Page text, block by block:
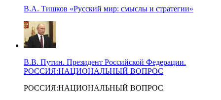
В.А. Тишков «Русский мир: смыслы и стратегии»
В.В. Путин. Президент Российской Федерации.
РОССИЯ:НАЦИОНАЛЬНЫЙ ВОПРОС
РОССИЯ:НАЦИОНАЛЬНЫЙ ВОПРОС